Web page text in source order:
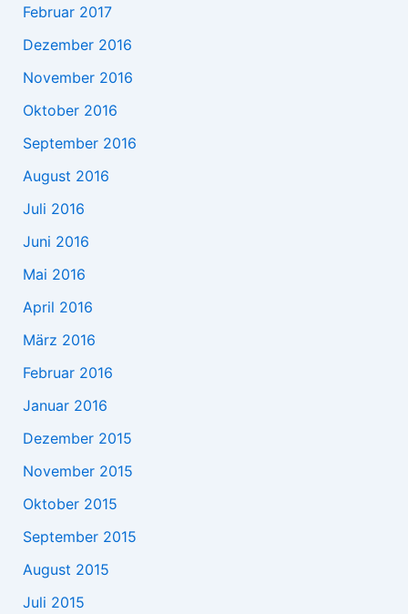
Februar 2017
Dezember 2016
November 2016
Oktober 2016
September 2016
August 2016
Juli 2016
Juni 2016
Mai 2016
April 2016
März 2016
Februar 2016
Januar 2016
Dezember 2015
November 2015
Oktober 2015
September 2015
August 2015
Juli 2015